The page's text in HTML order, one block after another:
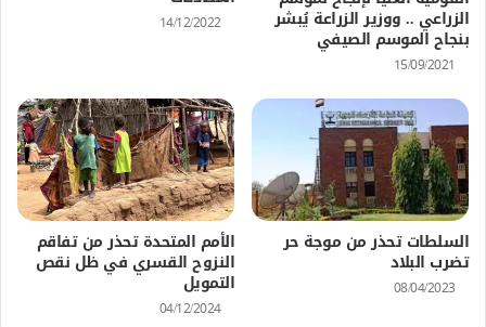
الزراعي .. ووزير الزراعة يُبشر
بنجاح الموسم الصيفي
15/09/2021
14/12/2022
السلطات تحذر من موجة حر
تضرب البلاد
08/04/2023
الأمم المتحدة تحذر من تفاقم
النزوح القسري في ظل نقص
التمويل
04/12/2024